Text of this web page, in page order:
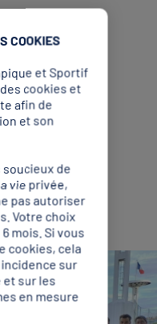
COOKIES
et Sportif
cookies et
afin de
et son
soucieux de
vie privée,
pas autoriser
Votre choix
mois. Si vous
cookies, cela
sur
sur les
en mesure